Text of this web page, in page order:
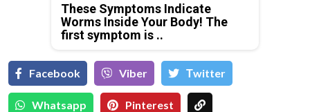
These Symptoms Indicate
Worms Inside Your Body! The
first symptom is ..
Facebook Viber Тwitter
Whatsapp Pinterest